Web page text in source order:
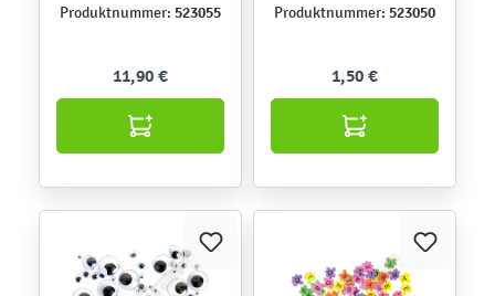
Produktnummer: 523055
11,90 €
Produktnummer: 523050
1,50 €